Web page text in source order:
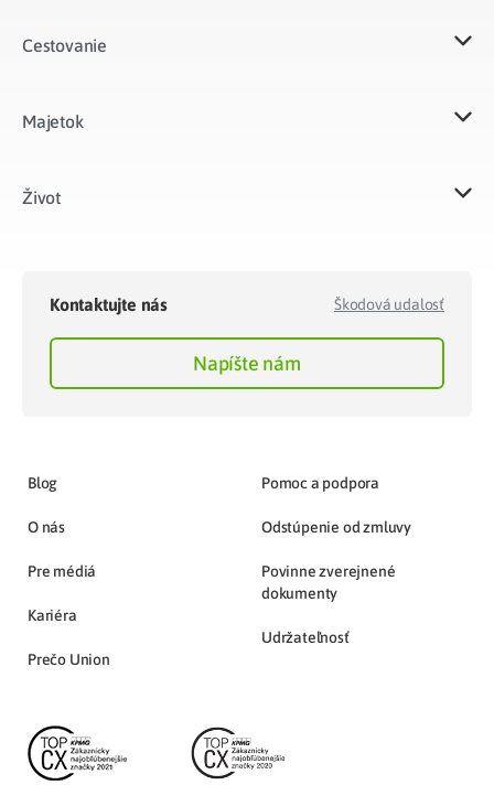
Cestovanie
Majetok​
Život​
Kontaktujte nás Škodová udalosť
Napíšte nám
Blog
O nás
Pre médiá
Kariéra
Prečo Union
Pomoc a podpora
Odstúpenie od zmluvy
Povinne zverejnené
dokumenty
Udržateľnosť